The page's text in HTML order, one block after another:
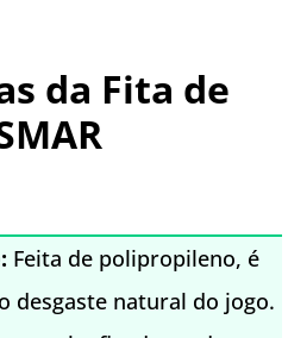
da Fita de
Feita de polipropileno, é
desgaste natural do jogo.